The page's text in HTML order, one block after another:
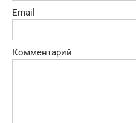
Email
Комментарий